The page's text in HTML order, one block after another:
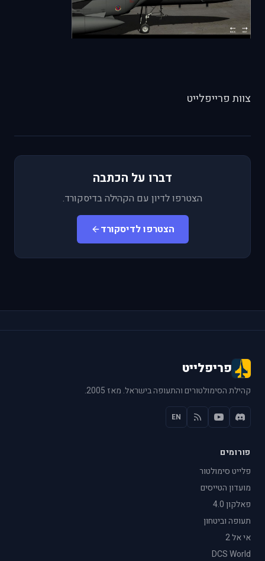
צוות פרייפלייט
דברו על הכתבה
הצטרפו לדיון עם הקהילה בדיסקורד.
הצטרפו לדיסקורד
פריפלייט
קהילת הסימולטורים והתעופה בישראל. מאז 2005.
EN
פורומים
פלייט סימולטור
מועדון הטייסים
פאלקון 4.0
תעופה וביטחון
אי אל 2
DCS World